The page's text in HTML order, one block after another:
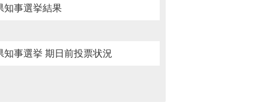
知事選挙結果
事選挙 期日前投票状況